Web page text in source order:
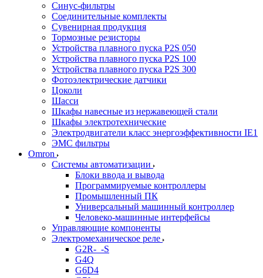
Синус-фильтры
Соединительные комплекты
Сувенирная продукция
Тормозные резисторы
Устройства плавного пуска P2S 050
Устройства плавного пуска P2S 100
Устройства плавного пуска P2S 300
Фотоэлектрические датчики
Цоколи
Шасси
Шкафы навесные из нержавеющей стали
Шкафы электротехнические
Электродвигатели класс энергоэффективности IE1
ЭМС фильтры
Omron
Системы автоматизации
Блоки ввода и вывода
Программируемые контроллеры
Промышленный ПК
Универсальный машинный контроллер
Человеко-машинные интерфейсы
Управляющие компоненты
Электромеханическое реле
G2R-_-S
G4Q
G6D4